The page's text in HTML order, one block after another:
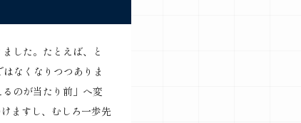
した。たとえば、と
なくなりつつありま
のが当たり前」へ変
ますし、むしろ一歩先